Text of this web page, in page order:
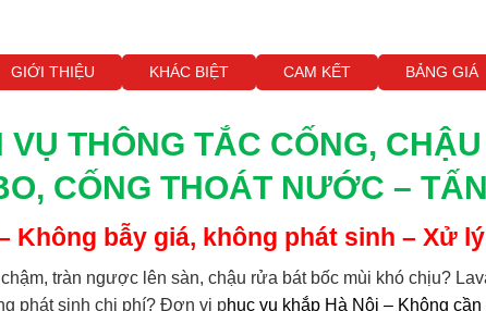
GIỚI THIỆU KHÁC BIỆT CAM KẾT BẢNG GIÁ
VỤ THÔNG TẮC CỐNG,
CỐNG THOÁT NƯỚC –
Không bẫy giá, không phát sinh – Xử
tràn ngược lên sàn, chậu rửa bát bốc mùi khó chịu?
phát sinh chi phí? Đơn vị phục vụ khắp Hà Nội – Không